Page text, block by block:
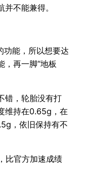
不能兼得。
能，所以想要达
，再一脚“地板
错，轮胎没有打
维持在0.65g，在
，依旧保持有不
比官方加速成绩